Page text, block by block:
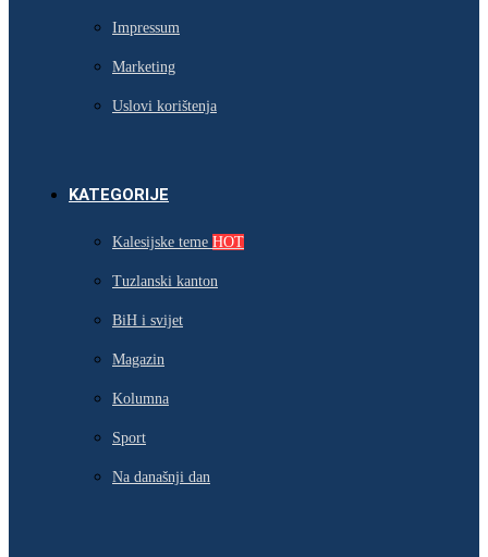
Impressum
Marketing
Uslovi korištenja
KATEGORIJE
Kalesijske teme HOT
Tuzlanski kanton
BiH i svijet
Magazin
Kolumna
Sport
Na današnji dan